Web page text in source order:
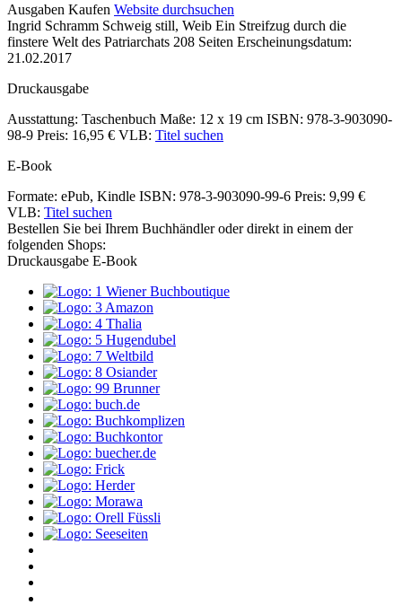
Details
und
Inhalte
Ausgaben Kaufen Website durchsuchen
Ingrid Schramm Schweig still, Weib Ein Streifzug durch die
finstere Welt des Patriarchats 208 Seiten Erscheinungsdatum:
21.02.2017
Druckausgabe
Ausstattung: Taschenbuch Maße: 12 x 19 cm ISBN: 978-3-903090-
98-9 Preis: 16,95 € VLB: Titel suchen
E-Book
Formate: ePub, Kindle ISBN: 978-3-903090-99-6 Preis: 9,99 €
VLB: Titel suchen
Bestellen Sie bei Ihrem Buchhändler oder direkt in einem der
folgenden Shops:
Druckausgabe E-Book